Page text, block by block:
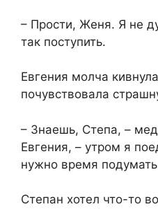
– Прости, Женя. Я не
так поступить.
Евгения молча
почувствовала
– Знаешь, Степа, –
Евгения, – утром я
нужно время
Степан хотел что-то